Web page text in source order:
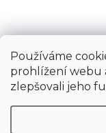
Používáme
prohlížení webu
zlepšovali jeho